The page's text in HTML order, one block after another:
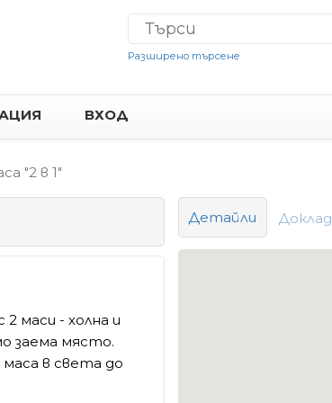
Разширено търсене
ВХОД
"2 в 1"
маси - холна и
заема място.
в света до
Детайли Доклад